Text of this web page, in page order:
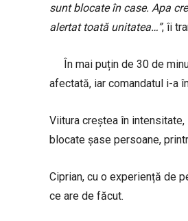
sunt blocate în case. Apa
alertat toată unitatea…”, îi
În mai puțin de 30 de
afectată, iar comandatul i-a
Viitura creștea în
blocate șase persoane,
Ciprian, cu o experiență de
ce are de făcut.